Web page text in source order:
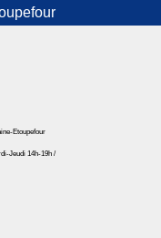
Etoupefour
Jeudi 14h-19h /